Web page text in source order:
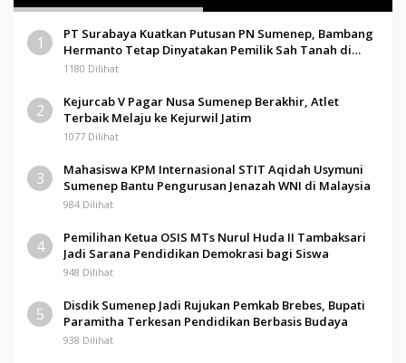
1
PT Surabaya Kuatkan Putusan PN Sumenep, Bambang
Hermanto Tetap Dinyatakan Pemilik Sah Tanah di
Pamolokan
1180 Dilihat
2
Kejurcab V Pagar Nusa Sumenep Berakhir, Atlet
Terbaik Melaju ke Kejurwil Jatim
1077 Dilihat
3
Mahasiswa KPM Internasional STIT Aqidah Usymuni
Sumenep Bantu Pengurusan Jenazah WNI di Malaysia
984 Dilihat
4
Pemilihan Ketua OSIS MTs Nurul Huda II Tambaksari
Jadi Sarana Pendidikan Demokrasi bagi Siswa
948 Dilihat
5
Disdik Sumenep Jadi Rujukan Pemkab Brebes, Bupati
Paramitha Terkesan Pendidikan Berbasis Budaya
938 Dilihat